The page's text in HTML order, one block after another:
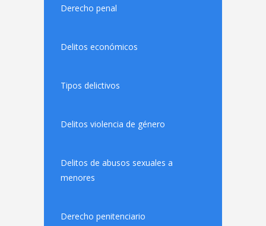
Derecho penal
Delitos económicos
Tipos delictivos
Delitos violencia de género
Delitos de abusos sexuales a
menores
Derecho penitenciario